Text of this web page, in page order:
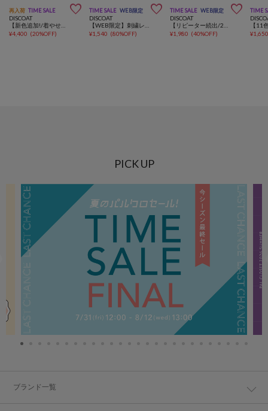
再入荷 TIME SALE 
DISCOAT
¥4,400 (20%OFF)
TIME SALE WEB限定 
DISCOAT
¥1,540 (80%OFF)
TIME SALE WEB限定 
DISCOAT
¥1,980 (40%OFF)
TIME
¥
PICK UP
ブランド一覧